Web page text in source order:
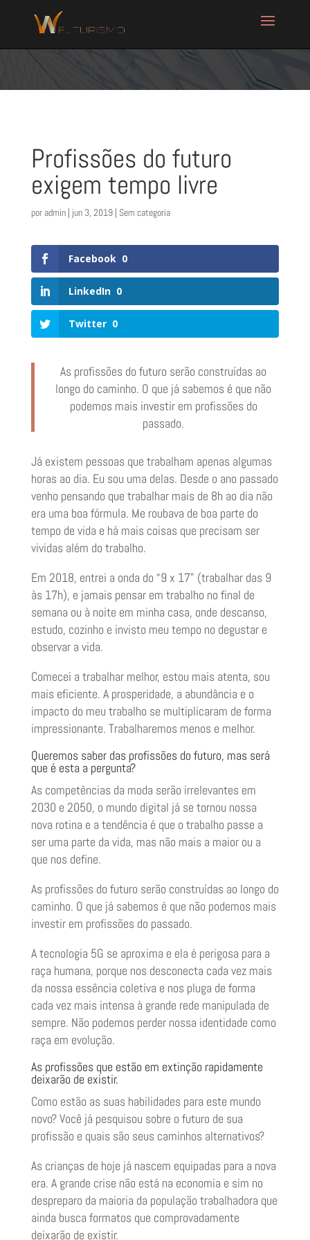
Profissões do futuro
exigem tempo livre
por admin| jun 3, 2019| Sem categoria
Facebook 0
LinkedIn 0
Twitter 0
As profissões do futuro serão construídas ao
longo do caminho. O que já sabemos é que não
podemos mais investir em profissões do
passado.
Já existem pessoas que trabalham apenas algumas
horas ao dia. Eu sou uma delas. Desde o ano passado
venho pensando que trabalhar mais de 8h ao dia não
era uma boa fórmula. Me roubava de boa parte do
tempo de vida e há mais coisas que precisam ser
vividas além do trabalho.
Em 2018, entrei a onda do “9 x 17” (trabalhar das 9
às 17h), e jamais pensar em trabalho no final de
semana ou à noite em minha casa, onde descanso,
estudo, cozinho e invisto meu tempo no degustar e
observar a vida.
Comecei a trabalhar melhor, estou mais atenta, sou
mais eficiente. A prosperidade, a abundância e o
impacto do meu trabalho se multiplicaram de forma
impressionante. Trabalharemos menos e melhor.
Queremos saber das profissões do futuro, mas será
que é esta a pergunta?
As competências da moda serão irrelevantes em
2030 e 2050, o mundo digital já se tornou nossa
nova rotina e a tendência é que o trabalho passe a
ser uma parte da vida, mas não mais a maior ou a
que nos define.
As profissões do futuro serão construídas ao longo do
caminho. O que já sabemos é que não podemos mais
investir em profissões do passado.
A tecnologia 5G se aproxima e ela é perigosa para a
raça humana, porque nos desconecta cada vez mais
da nossa essência coletiva e nos pluga de forma
cada vez mais intensa à grande rede manipulada de
sempre. Não podemos perder nossa identidade como
raça em evolução.
As profissões que estão em extinção rapidamente
deixarão de existir.
Como estão as suas habilidades para este mundo
novo? Você já pesquisou sobre o futuro de sua
profissão e quais são seus caminhos alternativos?
As crianças de hoje já nascem equipadas para a nova
era. A grande crise não está na economia e sim no
despreparo da maioria da população trabalhadora que
ainda busca formatos que comprovadamente
deixarão de existir.